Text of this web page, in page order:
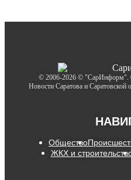
© 2006-2026 © "СарИнформ".
Новости Саратова и Саратовской
Общество
ЖКХ и